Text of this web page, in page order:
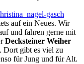
auf ein Neues. Wir
und fahren gerne mit
Decksteiner Weiher
Dort gibt es viel zu
für Jung und für Alt.